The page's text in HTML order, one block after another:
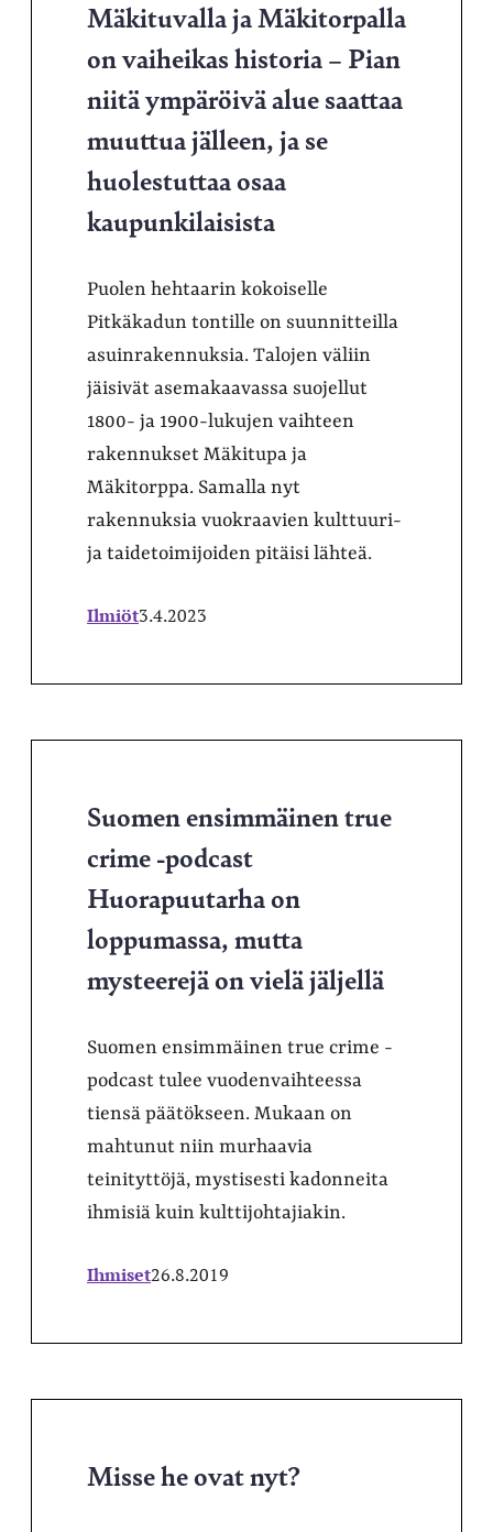
Mäkituvalla ja Mäkitorpalla
on vaiheikas historia – Pian
niitä ympäröivä alue saattaa
muuttua jälleen, ja se
huolestuttaa osaa
kaupunkilaisista
Puolen hehtaarin kokoiselle
Pitkäkadun tontille on suunnitteilla
asuinrakennuksia. Talojen väliin
jäisivät asemakaavassa suojellut
1800- ja 1900-lukujen vaihteen
rakennukset Mäkitupa ja
Mäkitorppa. Samalla nyt
rakennuksia vuokraavien kulttuuri-
ja taidetoimijoiden pitäisi lähteä.
Ilmiöt3.4.2023
Suomen ensimmäinen true
crime -podcast
Huorapuutarha on
loppumassa, mutta
mysteerejä on vielä jäljellä
Suomen ensimmäinen true crime -
podcast tulee vuodenvaihteessa
tiensä päätökseen. Mukaan on
mahtunut niin murhaavia
teinityttöjä, mystisesti kadonneita
ihmisiä kuin kulttijohtajiakin.
Ihmiset26.8.2019
Misse he ovat nyt?